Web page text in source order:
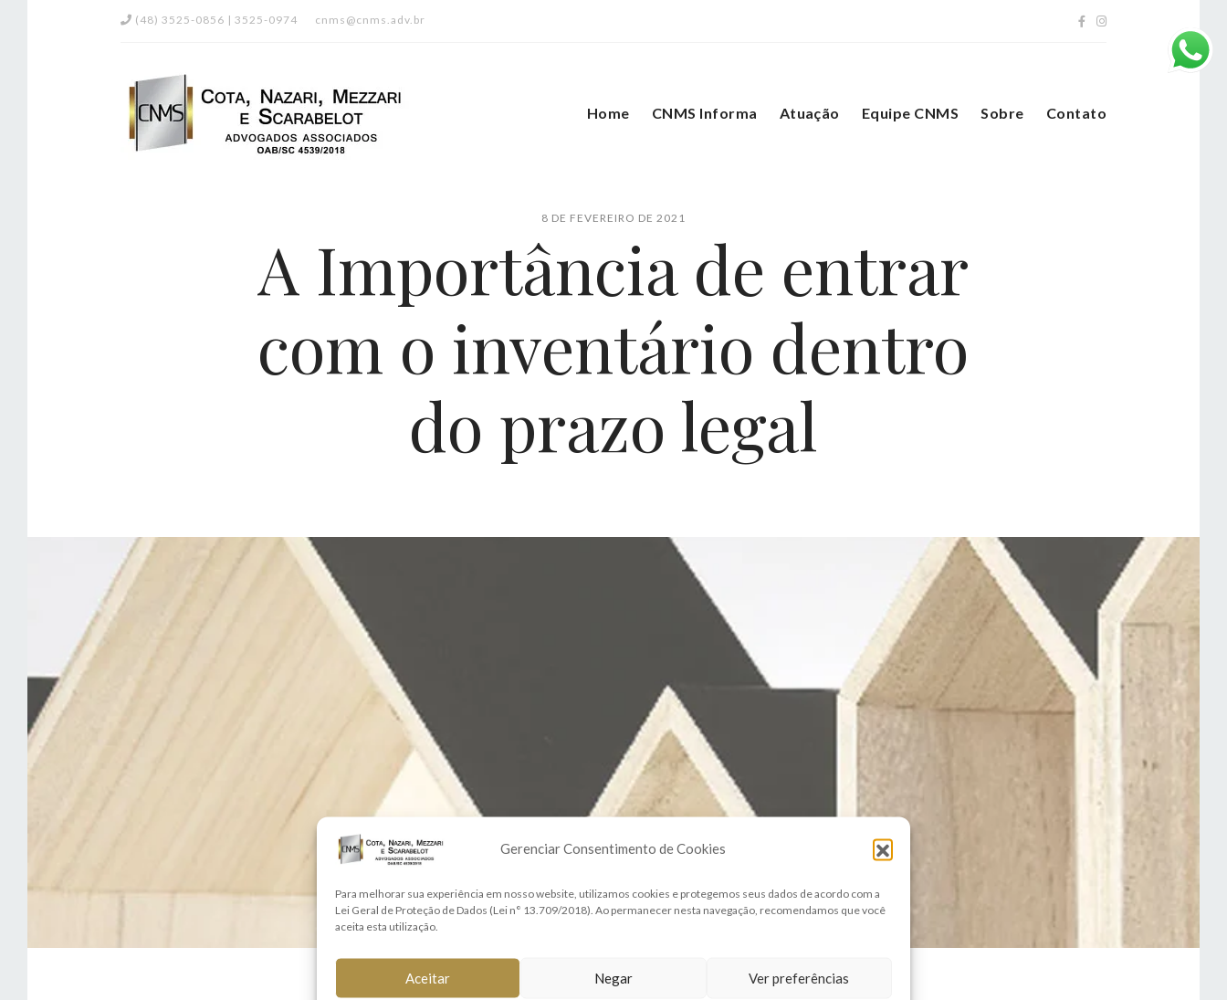
Gerenciar Consentimento de Cookies
Para melhorar sua experiência em nosso website, utilizamos cookies e protegemos seus dados de acordo com a
Lei Geral de Proteção de Dados (Lei n° 13.709/2018). Ao permanecer nesta navegação, recomendamos que você
aceita esta utilização.
Aceitar Negar Ver preferências
(48) 3525-0856 | 3525-0974 cnms@cnms.adv.br
Home CNMS Informa Atuação Equipe CNMS Sobre Contato
8 DE FEVEREIRO DE 2021
A Importância de entrar
com o inventário dentro
do prazo legal